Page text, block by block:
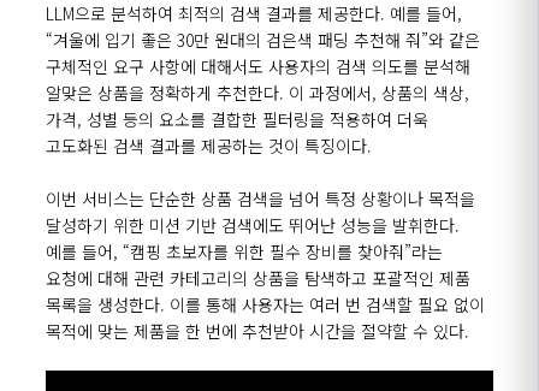
LLM으로 분석하여 최적의 검색 결과를 제공한다. 예를 들어,
“겨울에 입기 좋은 30만 원대의 검은색 패딩 추천해 줘”와 같은
구체적인 요구 사항에 대해서도 사용자의 검색 의도를 분석해
알맞은 상품을 정확하게 추천한다. 이 과정에서, 상품의 색상,
가격, 성별 등의 요소를 결합한 필터링을 적용하여 더욱
고도화된 검색 결과를 제공하는 것이 특징이다.
이번 서비스는 단순한 상품 검색을 넘어 특정 상황이나 목적을
달성하기 위한 미션 기반 검색에도 뛰어난 성능을 발휘한다.
예를 들어, “캠핑 초보자를 위한 필수 장비를 찾아줘”라는
요청에 대해 관련 카테고리의 상품을 탐색하고 포괄적인 제품
목록을 생성한다. 이를 통해 사용자는 여러 번 검색할 필요 없이
목적에 맞는 제품을 한 번에 추천받아 시간을 절약할 수 있다.